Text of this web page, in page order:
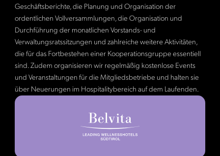
Geschäftsberichte, die Planung und Organisation der
ordentlichen Vollversammlungen, die Organisation und
Durchführung der monatlichen Vorstands- und
Verwaltungsratssitzungen und zahlreiche weitere Aktivitäten,
die für das Fortbestehen einer Kooperationsgruppe essentiell
sind. Zudem organisieren wir regelmäßig kostenlose Events
und Veranstaltungen für die Mitgliedsbetriebe und halten sie
über Neuerungen im Hospitalitybereich auf dem Laufenden.